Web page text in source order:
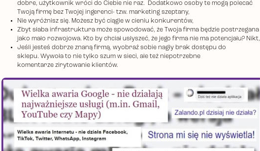
dobre, użytkownik wróci do Ciebie nie raz. Dodatkowo osoby te mogą polecać
Twoją firmę bez Twojej ingerenci- tzw. marketing szeptany,
Nie wyróżnisz się. Możesz być ciągle w cieniu konkurentów,
Zbyt słaba infrastruktura może spowodować, że Twoja firma będzie postrzegana
jako mało rozwojowa. Kto by chciał usłyszeć, że jego firma nie ma potencjału? Nikt,
Jeśli jesteś dobrze znaną firmą, wyobraź sobie nagły brak dostępu do
sklepu. Wywoła to nie tylko szum w sieci, ale też niepotrzebne
komentarze zirytowanie klientów.